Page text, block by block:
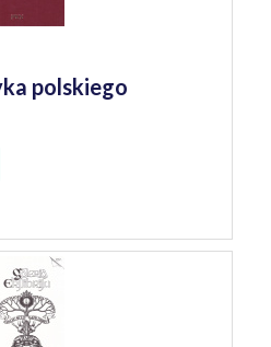
polskiego